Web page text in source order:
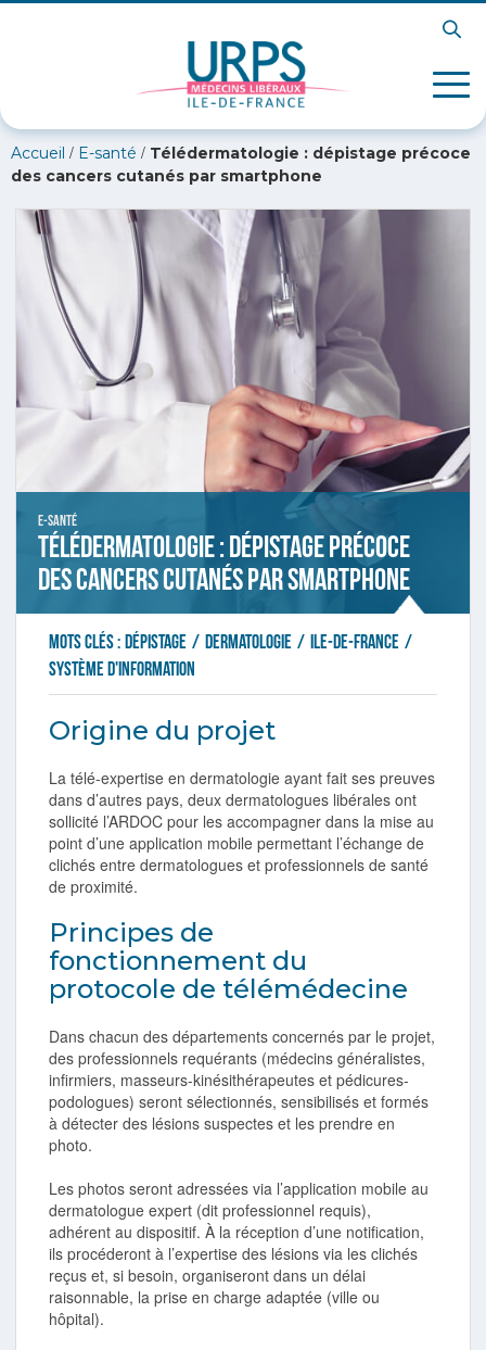
Accueil / E-santé / Télédermatologie : dépistage précoce
des cancers cutanés par smartphone
E-santé
Télédermatologie : dépistage précoce
des cancers cutanés par smartphone
Mots clés : dépistage / dermatologie / Ile-de-France /
Système d'information
Origine du projet
La télé-expertise en dermatologie ayant fait ses preuves
dans d’autres pays, deux dermatologues libérales ont
sollicité l’ARDOC pour les accompagner dans la mise au
point d’une application mobile permettant l’échange de
clichés entre dermatologues et professionnels de santé
de proximité.
Principes de
fonctionnement du
protocole de télémédecine
Dans chacun des départements concernés par le projet,
des professionnels requérants (médecins généralistes,
infirmiers, masseurs-kinésithérapeutes et pédicures-
podologues) seront sélectionnés, sensibilisés et formés
à détecter des lésions suspectes et les prendre en
photo.
Les photos seront adressées via l’application mobile au
dermatologue expert (dit professionnel requis),
adhérent au dispositif. À la réception d’une notification,
ils procéderont à l’expertise des lésions via les clichés
reçus et, si besoin, organiseront dans un délai
raisonnable, la prise en charge adaptée (ville ou
hôpital).